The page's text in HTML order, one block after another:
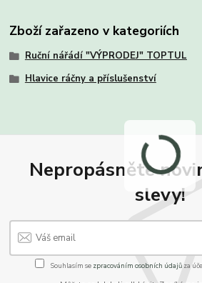
Zboží zařazeno v kategoriích
Ruční nářádí "VÝPRODEJ" TOPTUL
Hlavice ráčny a příslušenství
Nepropásněte
slevy!
Souhlasím se zpracováním osobních údajůza